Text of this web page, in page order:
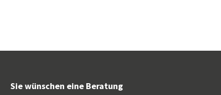
Sie wünschen eine Beratung